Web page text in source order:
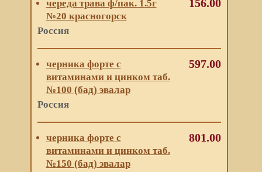
череда трава ф/пак. 1.5г
№20 красногорск
Россия
156.00
черника форте с
витаминами и цинком таб.
№100 (бад) эвалар
Россия
597.00
черника форте с
витаминами и цинком таб.
№150 (бад) эвалар
801.00